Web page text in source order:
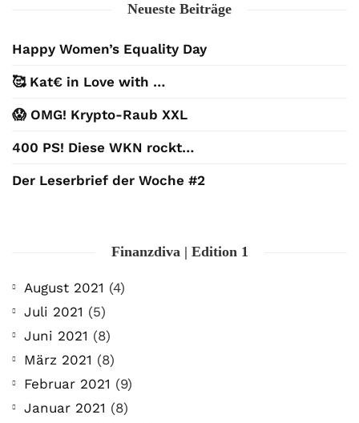
Neueste Beiträge
Happy Women’s Equality Day
🥰 Kat€ in Love with …
😱 OMG! Krypto-Raub XXL
400 PS! Diese WKN rockt…
Der Leserbrief der Woche #2
Finanzdiva | Edition 1
August 2021 (4)
Juli 2021 (5)
Juni 2021 (8)
März 2021 (8)
Februar 2021 (9)
Januar 2021 (8)